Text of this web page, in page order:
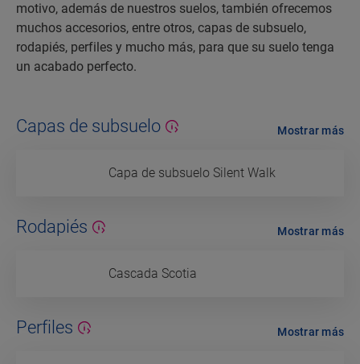
motivo, además de nuestros suelos, también ofrecemos
muchos accesorios, entre otros, capas de subsuelo,
rodapiés, perfiles y mucho más, para que su suelo tenga
un acabado perfecto.
Capas de subsuelo
Capa de subsuelo Silent Walk
Mostrar más
Rodapiés
Cascada Scotia
Mostrar más
Perfiles Mostrar más